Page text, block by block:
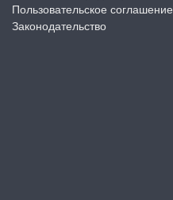
Пользовательское соглашение
Законодательство